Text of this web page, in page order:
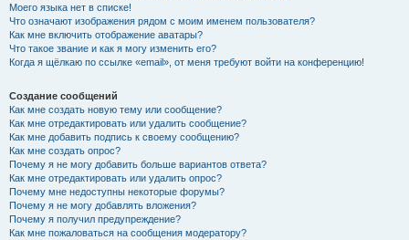
Моего языка нет в списке!
Что означают изображения рядом с моим именем пользователя?
Как мне включить отображение аватары?
Что такое звание и как я могу изменить его?
Когда я щёлкаю по ссылке «email», от меня требуют войти на конференцию!
Создание сообщений
Как мне создать новую тему или сообщение?
Как мне отредактировать или удалить сообщение?
Как мне добавить подпись к своему сообщению?
Как мне создать опрос?
Почему я не могу добавить больше вариантов ответа?
Как мне отредактировать или удалить опрос?
Почему мне недоступны некоторые форумы?
Почему я не могу добавлять вложения?
Почему я получил предупреждение?
Как мне пожаловаться на сообщения модератору?